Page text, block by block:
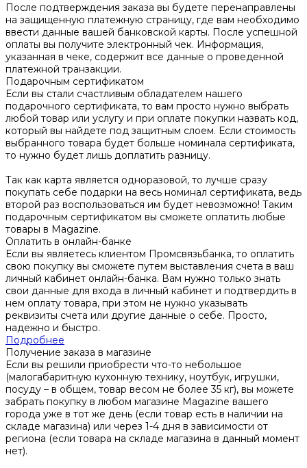
После подтверждения заказа вы будете перенаправлены
на защищенную платежную страницу, где вам необходимо
ввести данные вашей банковской карты. После успешной
оплаты вы получите электронный чек. Информация,
указанная в чеке, содержит все данные о проведенной
платежной транзакции.
Подарочным сертификатом
Если вы стали счастливым обладателем нашего
подарочного сертификата, то вам просто нужно выбрать
любой товар или услугу и при оплате покупки назвать код,
который вы найдете под защитным слоем. Если стоимость
выбранного товара будет больше номинала сертификата,
то нужно будет лишь доплатить разницу.
Так как карта является одноразовой, то лучше сразу
покупать себе подарки на весь номинал сертификата, ведь
второй раз воспользоваться им будет невозможно! Таким
подарочным сертификатом вы сможете оплатить любые
товары в Magazine.
Оплатить в онлайн-банке
Если вы являетесь клиентом Промсвязьбанка, то оплатить
свою покупку вы сможете путем выставления счета в ваш
личный кабинет онлайн-банка. Вам нужно только знать
свои данные для входа в личный кабинет и подтвердить в
нем оплату товара, при этом не нужно указывать
реквизиты счета или другие данные о себе. Просто,
надежно и быстро.
Подробнее
Получение заказа в магазине
Если вы решили приобрести что-то небольшое
(малогабаритную кухонную технику, ноутбук, игрушки,
посуду – в общем, товар весом не более 35 кг), вы можете
забрать покупку в любом магазине Magazine вашего
города уже в тот же день (если товар есть в наличии на
складе магазина) или через 1-4 дня в зависимости от
региона (если товара на складе магазина в данный момент
нет).